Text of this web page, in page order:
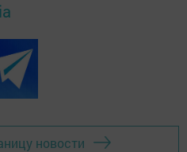
новости